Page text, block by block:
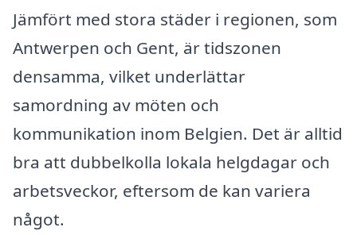
Jämfört med stora städer i regionen, som
Antwerpen och Gent, är tidszonen
densamma, vilket underlättar
samordning av möten och
kommunikation inom Belgien. Det är alltid
bra att dubbelkolla lokala helgdagar och
arbetsveckor, eftersom de kan variera
något.